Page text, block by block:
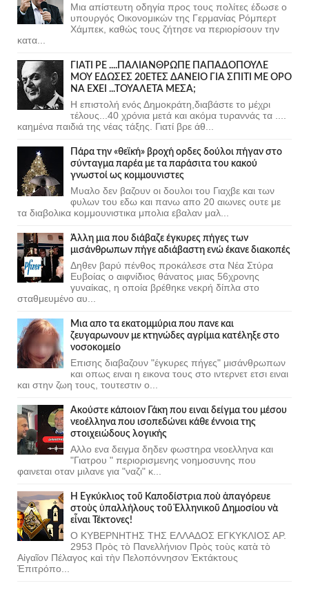
Μια απίστευτη οδηγία προς τους πολίτες έδωσε ο
υπουργός Οικονομικών της Γερμανίας Ρόμπερτ
Χάμπεκ, καθώς τους ζήτησε να περιορίσουν την
κατα...
ΓΙΑΤΙ ΡΕ ....ΠΑΛΙΑΝΘΡΩΠΕ ΠΑΠΑΔΟΠΟΥΛΕ
ΜΟΥ ΕΔΩΣΕΣ 20ΕΤΕΣ ΔΑΝΕΙΟ ΓΙΑ ΣΠΙΤΙ ΜΕ ΟΡΟ
ΝΑ ΕΧΕΙ ...ΤΟΥΑΛΕΤΑ ΜΕΣΑ;
Η επιστολή ενός Δημοκράτη,διαβάστε το μέχρι
τέλους...40 χρόνια μετά και ακόμα τυραννάς τα ....
καημένα παιδιά της νέας τάξης. Γιατί βρε άθ...
Πάρα την «θεϊκή» βροχή ορδες δούλοι πήγαν στο
σύνταγμα παρέα με τα παράσιτα του κακού
γνωστοί ως κομμουνιστες
Μυαλο δεν βαζουν οι δουλοι του Γιαχβε και των
φυλων του εδω και πανω απο 20 αιωνες ουτε με
τα διαβολικα κομμουνιστικα μπολια εβαλαν μαλ...
Άλλη μια που διάβαζε έγκυρες πήγες των
μισάνθρωπων πήγε αδιάβαστη ενώ έκανε διακοπές
Δηθεν βαρύ πένθος προκάλεσε στα Νέα Στύρα
Ευβοίας ο αιφνίδιος θάνατος μιας 56χρονης
γυναίκας, η οποία βρέθηκε νεκρή δίπλα στο
σταθμευμένο αυ...
Μια απο τα εκατομμύρια που πανε και
ζευγαρωνουν με κτηνώδες αγρίμια κατέληξε στο
νοσοκομείο
Επισης διαβαζουν "έγκυρες πήγες" μισάνθρωπων
και οπως ειναι η εικονα τους στο ιντερνετ ετσι ειναι
και στην ζωη τους, τουτεστιν ο...
Ακούστε κάποιον Γάκη που ειναι δείγμα του μέσου
νεοέλληνα που ισοπεδώνει κάθε έννοια της
στοιχειώδους λογικής
Αλλο ενα δειγμα δηδεν φωστηρα νεοελληνα και
"Γιατρου " περιορισμενης νοημοσυνης που
φαινεται οταν μιλανε για "ναζι" κ...
Ἡ Ἐγκύκλιος τοῦ Καποδίστρια ποὺ ἀπαγόρευε
στοὺς ὑπαλλήλους τοῦ Ἑλληνικοῦ Δημοσίου νὰ
εἶναι Τέκτονες!
Ο ΚΥΒΕΡΝΗΤΗΣ ΤΗΣ ΕΛΛΑΔΟΣ ΕΓΚΥΚΛΙΟΣ ΑΡ.
2953 Πρὸς τὸ Πανελλήνιον Πρὸς τοὺς κατὰ τὸ
Αἰγαῖον Πέλαγος καὶ τὴν Πελοπόννησον Ἐκτάκτους
Ἐπιτρόπο...